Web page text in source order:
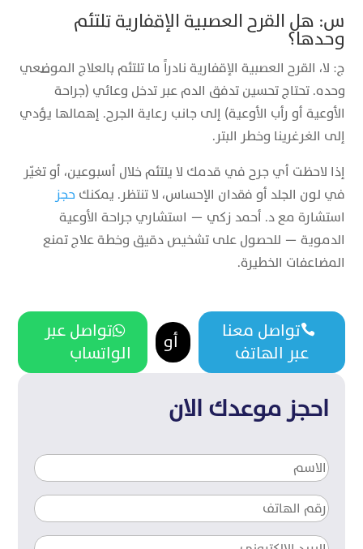
احجز موعدك الان
س: هل القرح العصبية الإقفارية تلتئم
وحدها؟
ج: لا، القرح العصبية الإقفارية نادراً ما تلتئم بالعلاج الموضعي
وحده. تحتاج تحسين تدفق الدم عبر تدخل وعائي (جراحة
الأوعية أو رأب الأوعية) إلى جانب رعاية الجرح. إهمالها يؤدي
إلى الغرغرينا وخطر البتر.
إذا لاحظت أي جرح في قدمك لا يلتئم خلال أسبوعين، أو تغيّر
في لون الجلد أو فقدان الإحساس، لا تنتظر. يمكنكحجز
استشارة مع د. أحمد زكي — استشاري جراحة الأوعية
الدموية — للحصول على تشخيص دقيق وخطة علاج تمنع
المضاعفات الخطيرة.
تواصل معنا
عبر الهاتف
أو تواصل عبر
الواتساب